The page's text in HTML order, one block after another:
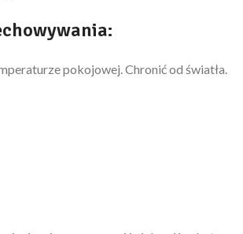
pokojowej. Chronić od światła.